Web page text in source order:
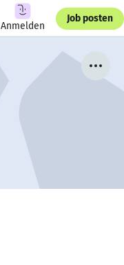
Anmelden
Job posten